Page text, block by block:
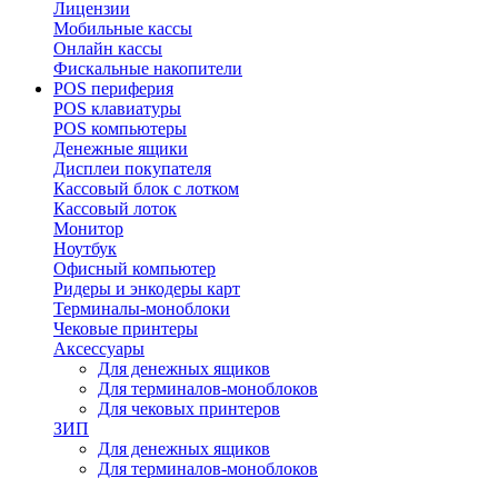
Лицензии
Мобильные кассы
Онлайн кассы
Фискальные накопители
POS периферия
POS клавиатуры
POS компьютеры
Денежные ящики
Дисплеи покупателя
Кассовый блок с лотком
Кассовый лоток
Монитор
Ноутбук
Офисный компьютер
Ридеры и энкодеры карт
Терминалы-моноблоки
Чековые принтеры
Аксессуары
Для денежных ящиков
Для терминалов-моноблоков
Для чековых принтеров
ЗИП
Для денежных ящиков
Для терминалов-моноблоков